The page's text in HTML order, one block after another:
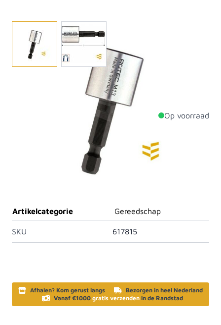
Draai moeren en bouten los- en vast door middel van
een dopsleutel. Verkrijgbaar in diverse afmetingen.
Op voorraad
Productdetails
Artikelcategorie
Gereedschap
SKU 617815
Afhalen? Kom gerust langs
Bezorgen in heel Nederland
Vanaf €1000 gratis verzenden in de Randstad